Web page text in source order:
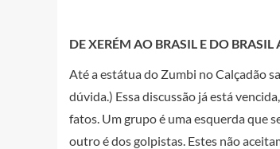
DE XERÉM AO BRASIL E DO BRASIL
Até a estátua do Zumbi no Calçadão
dúvida.) Essa discussão já está
fatos. Um grupo é uma esquerda que
outro é dos golpistas. Estes não